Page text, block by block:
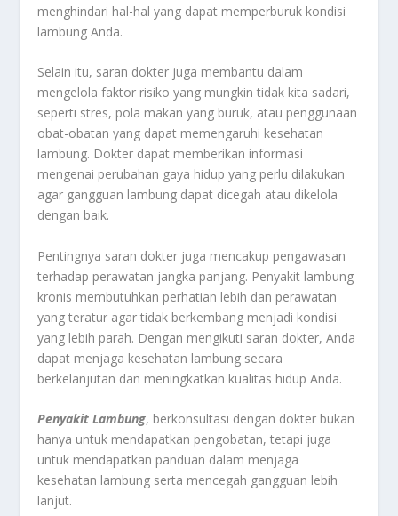
menghindari hal-hal yang dapat memperburuk kondisi
lambung Anda.
Selain itu, saran dokter juga membantu dalam
mengelola faktor risiko yang mungkin tidak kita sadari,
seperti stres, pola makan yang buruk, atau penggunaan
obat-obatan yang dapat memengaruhi kesehatan
lambung. Dokter dapat memberikan informasi
mengenai perubahan gaya hidup yang perlu dilakukan
agar gangguan lambung dapat dicegah atau dikelola
dengan baik.
Pentingnya saran dokter juga mencakup pengawasan
terhadap perawatan jangka panjang. Penyakit lambung
kronis membutuhkan perhatian lebih dan perawatan
yang teratur agar tidak berkembang menjadi kondisi
yang lebih parah. Dengan mengikuti saran dokter, Anda
dapat menjaga kesehatan lambung secara
berkelanjutan dan meningkatkan kualitas hidup Anda.
Penyakit Lambung, berkonsultasi dengan dokter bukan
hanya untuk mendapatkan pengobatan, tetapi juga
untuk mendapatkan panduan dalam menjaga
kesehatan lambung serta mencegah gangguan lebih
lanjut.